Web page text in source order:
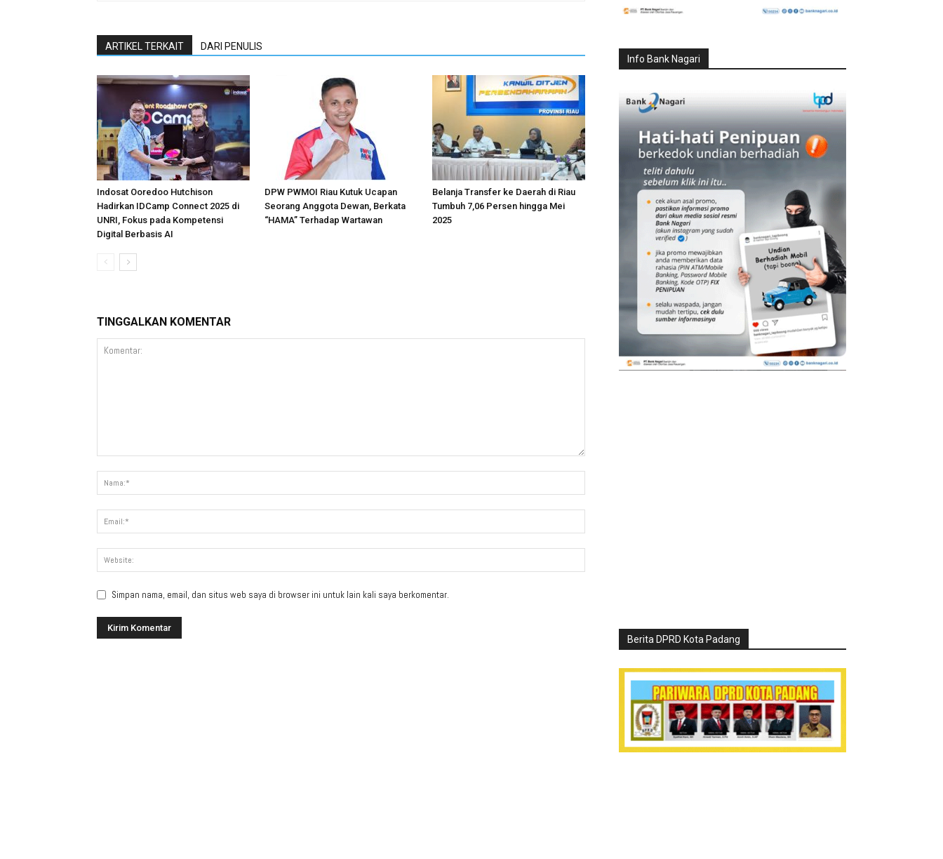
ARTIKEL TERKAIT DARI PENULIS
Indosat Ooredoo Hutchison
Hadirkan IDCamp Connect 2025 di
UNRI, Fokus pada Kompetensi
Digital Berbasis AI
DPW PWMOI Riau Kutuk Ucapan
Seorang Anggota Dewan, Berkata
“HAMA” Terhadap Wartawan
Belanja Transfer ke Daerah di Riau
Tumbuh 7,06 Persen hingga Mei
2025
TINGGALKAN KOMENTAR
Simpan nama, email, dan situs web saya di browser ini untuk lain kali saya berkomentar.
Info Bank Nagari
Berita DPRD Kota Padang